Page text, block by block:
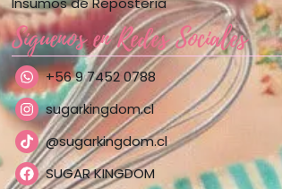
Síguenos en Redes Sociales
+56 9 7452 0788
sugarkingdom.cl
@sugarkingdom.cl
SUGAR KINGDOM